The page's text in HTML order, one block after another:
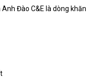
Đào C&E là dòng khăn